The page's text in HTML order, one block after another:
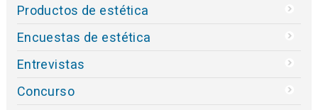
Productos de estética
Encuestas de estética
Entrevistas
Concurso